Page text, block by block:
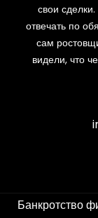
свои
отвечать по
сам
видели, что
Банкротство